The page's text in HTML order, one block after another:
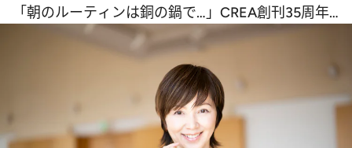
「朝のルーティンは銅の鍋で…」CREA創刊35周年
企画「35Questions」に渡辺満里奈が登場！